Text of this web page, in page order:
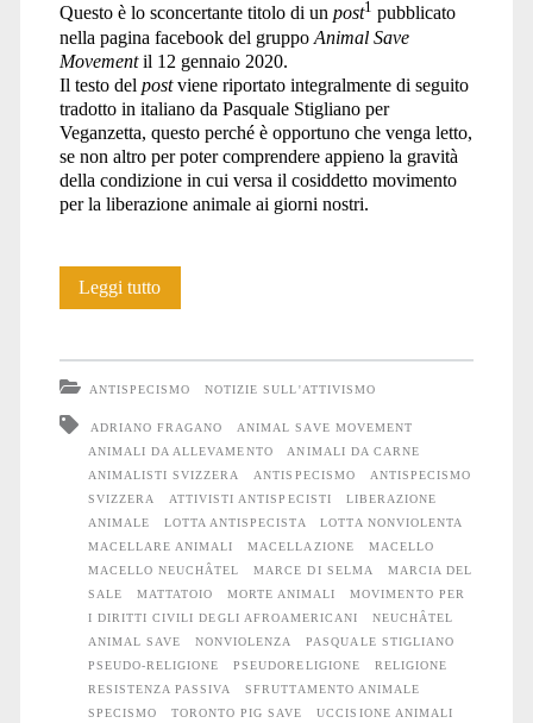
Questo è lo sconcertante titolo di un post1 pubblicato
nella pagina facebook del gruppo Animal Save
Movementil 12 gennaio 2020.
Il testo del postviene riportato integralmente di seguito
tradotto in italiano da Pasquale Stigliano per
Veganzetta, questo perché è opportuno che venga letto,
se non altro per poter comprendere appieno la gravità
della condizione in cui versa il cosiddetto movimento
per la liberazione animale ai giorni nostri.
Leggi tuttoLa
Animal
Save
Movement
ANTISPECISMO NOTIZIE SULL'ATTIVISMO
ADRIANO FRAGANO
ANIMAL SAVE MOVEMENT
ANIMALI DA ALLEVAMENTO
ANIMALI DA CARNE
ANIMALISTI SVIZZERA
ANTISPECISMO
ANTISPECISMO
SVIZZERA
ATTIVISTI ANTISPECISTI
LIBERAZIONE
ANIMALE
LOTTA ANTISPECISTA
LOTTA NONVIOLENTA
MACELLARE ANIMALI
MACELLAZIONE
MACELLO
MACELLO NEUCHÂTEL
MARCE DI SELMA
MARCIA DEL
SALE
MATTATOIO MORTE ANIMALI
MOVIMENTO PER
I DIRITTI CIVILI DEGLI AFROAMERICANI
NEUCHÂTEL
ANIMAL SAVE
NONVIOLENZA
PASQUALE STIGLIANO
PSEUDO-RELIGIONE
PSEUDORELIGIONE
RELIGIONE
RESISTENZA PASSIVA
SFRUTTAMENTO ANIMALE
SPECISMO
TORONTO PIG SAVE
UCCISIONE ANIMALI